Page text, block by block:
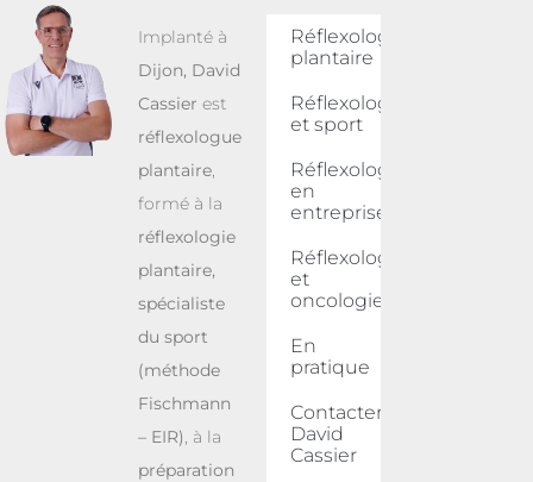
Implanté à
Dijon, David
Cassier est
réflexologue
plantaire,
formé à la
réflexologie
plantaire,
spécialiste
du sport
(méthode
Fischmann
– EIR), à la
préparation
Réflexologie
plantaire
Réflexologie
et sport
Réflexologie
en
entreprise
Réflexologie
et
oncologie
En
pratique
Contacter
David
Cassier